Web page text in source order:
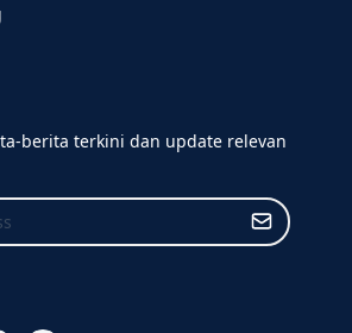
berita terkini dan update relevan